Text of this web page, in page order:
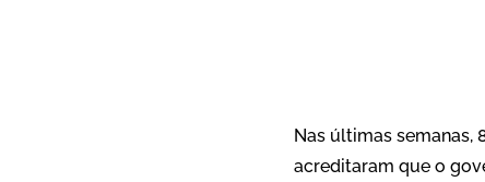
Nas últimas semanas,
acreditaram que o